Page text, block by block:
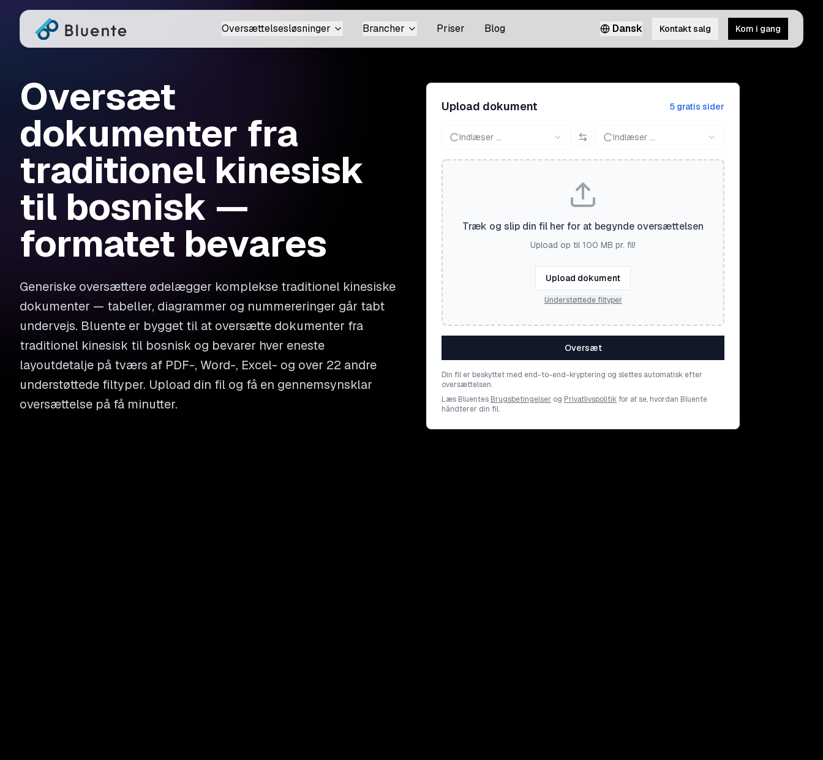
Oversættelsesløsninger Brancher Priser Blog Dansk Kontakt salg Kom i gang
Oversæt
dokumenter fra
traditionel kinesisk
til bosnisk —
formatet bevares
Generiske oversættere ødelægger komplekse traditionel kinesiske
dokumenter — tabeller, diagrammer og nummereringer går tabt
undervejs. Bluente er bygget til at oversætte dokumenter fra
traditionel kinesisk til bosnisk og bevarer hver eneste
layoutdetalje på tværs af PDF-, Word-, Excel- og over 22 andre
understøttede filtyper. Upload din fil og få en gennemsynsklar
oversættelse på få minutter.
Upload dokument 5 gratis sider
Indlæser ... Indlæser ...
Træk og slip din fil her for at begynde oversættelsen
Upload op til 100 MB pr. fil!
Upload dokument
Understøttede filtyper
Oversæt
Din fil er beskyttet med end-to-end-kryptering og slettes automatisk efter
oversættelsen.
Læs Bluentes Brugsbetingelser og Privatlivspolitik for at se, hvordan Bluente
håndterer din fil.